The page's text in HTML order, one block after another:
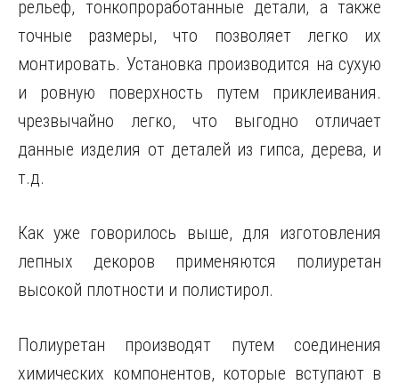
рельеф, тонкопроработанные детали, а также
точные размеры, что позволяет легко их
монтировать. Установка производится на сухую
и ровную поверхность путем приклеивания.
чрезвычайно легко, что выгодно отличает
данные изделия от деталей из гипса, дерева, и
т.д.
Как уже говорилось выше, для изготовления
лепных декоров применяются полиуретан
высокой плотности и полистирол.
Полиуретан производят путем соединения
химических компонентов, которые вступают в